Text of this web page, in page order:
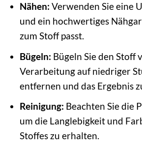
Nähen: Verwenden Sie eine
und ein hochwertiges
zum Stoff passt.
Bügeln: Bügeln Sie den Stoff
Verarbeitung auf niedriger
entfernen und das Ergebnis
Reinigung: Beachten Sie die
um die Langlebigkeit und
Stoffes zu erhalten.